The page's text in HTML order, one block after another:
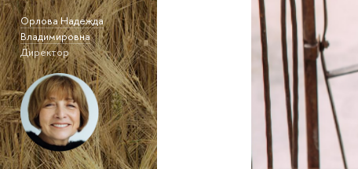
Орлова Надежда
Владимировна
Директор